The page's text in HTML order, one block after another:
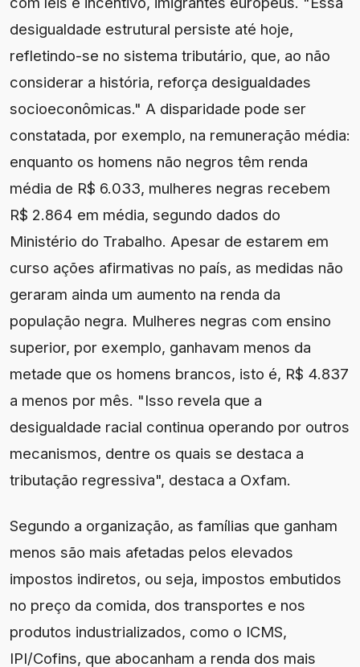
desigualdade estrutural persiste até hoje,
refletindo-se no sistema tributário, que, ao não
considerar a história, reforça desigualdades
socioeconômicas." A disparidade pode ser
constatada, por exemplo, na remuneração média:
enquanto os homens não negros têm renda
média de R$ 6.033, mulheres negras recebem
R$ 2.864 em média, segundo dados do
Ministério do Trabalho. Apesar de estarem em
curso ações afirmativas no país, as medidas não
geraram ainda um aumento na renda da
população negra. Mulheres negras com ensino
superior, por exemplo, ganhavam menos da
metade que os homens brancos, isto é, R$ 4.837
a menos por mês. "Isso revela que a
desigualdade racial continua operando por outros
mecanismos, dentre os quais se destaca a
tributação regressiva", destaca a Oxfam.
Segundo a organização, as famílias que ganham
menos são mais afetadas pelos elevados
impostos indiretos, ou seja, impostos embutidos
no preço da comida, dos transportes e nos
produtos industrializados, como o ICMS,
IPI/Cofins, que abocanham a renda dos mais